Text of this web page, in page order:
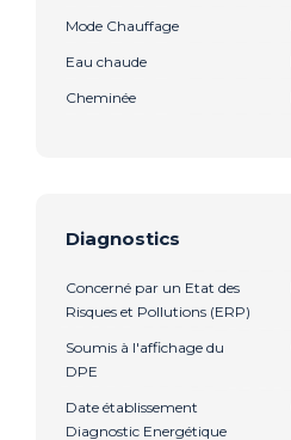
Mode Chauffage
Eau chaude
Cheminée
Diagnostics
Concerné par un Etat des
Risques et Pollutions (ERP)
Soumis à l'affichage du
DPE
Date établissement
Diagnostic Energétique